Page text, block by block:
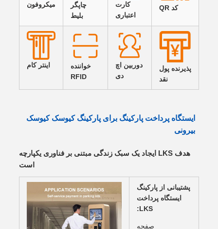
کد QR
کارت
اعتباری
چاپگر
بلیط
میکروفون
پذیرنده پول
نقد
دوربین اچ
دی
خواننده
RFID
اينتر کام
ایستگاه پرداخت پارکینگ برای پارکینگ کیوسک کیوسک
بیرونی
هدف LKS ایجاد یک سبک زندگی مبتنی بر فناوری یکپارچه
است
پشتیبانی از پارکینگ
ایستگاه پرداخت
LKS:
صفحه